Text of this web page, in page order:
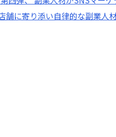
舗に寄り添い自律的な副業